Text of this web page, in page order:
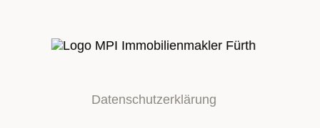
Datenschutzerklärung